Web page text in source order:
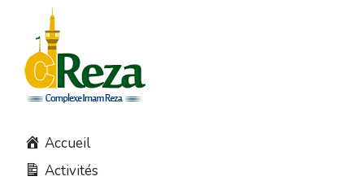
Accueil
Activités